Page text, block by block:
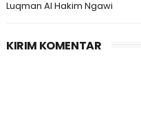
Luqman Al Hakim Ngawi
KIRIM KOMENTAR